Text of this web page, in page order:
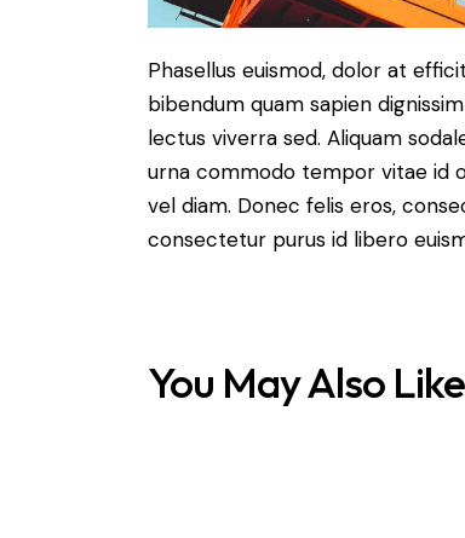
Phasellus euismod, dolor at
bibendum quam sapien
lectus viverra sed. Aliquam
urna commodo tempor vitae id
vel diam. Donec felis eros,
consectetur purus id libero
You May Also Like